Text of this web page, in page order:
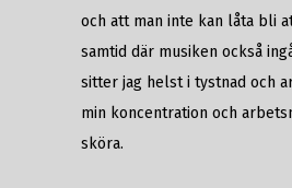
och att man inte kan låta bli
samtid där musiken också
sitter jag helst i tystnad och
min koncentration och
sköra.